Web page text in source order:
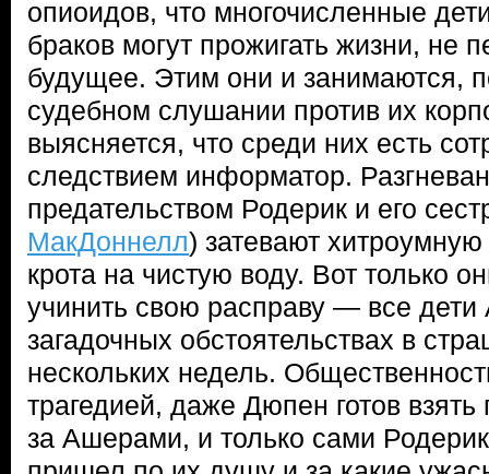
опиоидов, что многочисленные
браков могут прожигать жизни, не
будущее. Этим они и занимаются,
судебном слушании против их
выясняется, что среди них есть
следствием информатор.
предательством Родерик и его
МакДоннелл) затевают
крота на чистую воду. Вот только
учинить свою расправу — все дети
загадочных обстоятельствах в
нескольких недель.
трагедией, даже Дюпен готов взять
за Ашерами, и только сами